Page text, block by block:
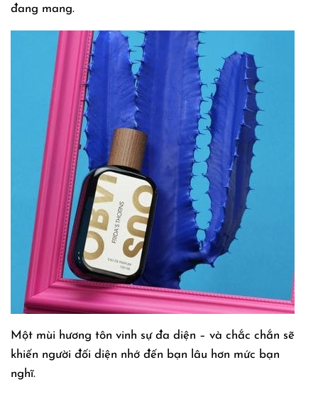
đang mang.
Một mùi hương tôn vinh sự đa diện – và chắc chắn sẽ
khiến người đối diện nhớ đến bạn lâu hơn mức bạn
nghĩ.